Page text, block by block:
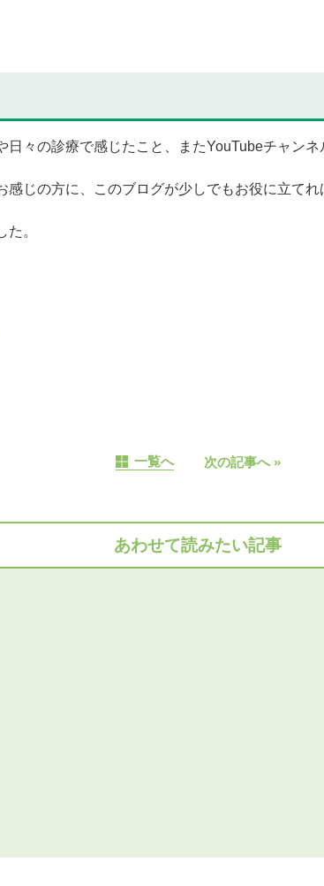
々の診療で感じたこと、またYouTubeチャンネ
じの方に、このブログが少しでもお役に立てれ
。
一覧へ 次の記事へ»
あわせて読みたい記事